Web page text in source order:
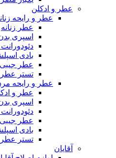
عطر و ادکلن
عطر و رایحه
عطر زنانه
اسپری
دئودورانت
بادی
عطر جیبی
تستر عطر
عطر و رایحه
عطر و
اسپری
عطر جیبی
بادی
تستر عطر
آقایان